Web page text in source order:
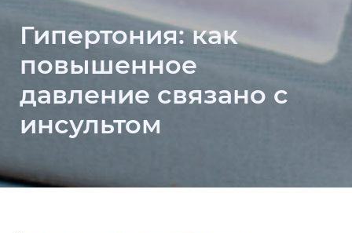
Гипертония: как
повышенное
давление связано с
инсультом